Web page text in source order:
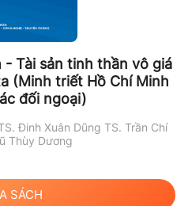
Tài sản tinh thần vô giá
(Minh triết Hồ Chí Minh
đối ngoại)
Đinh Xuân Dũng TS. Trần Chí
Thùy Dương
SÁCH